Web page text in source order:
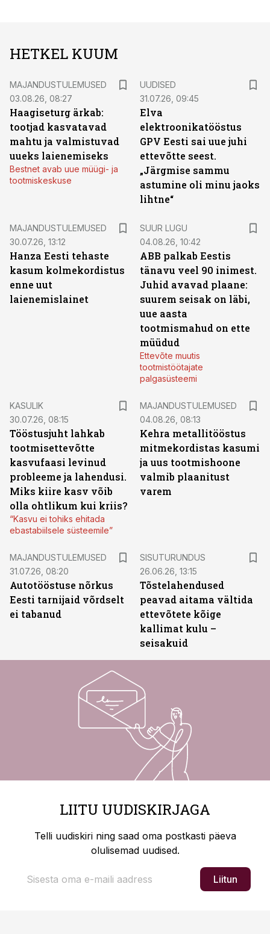
HETKEL KUUM
MAJANDUSTULEMUSED
03.08.26, 08:27
Haagiseturg ärkab:
tootjad kasvatavad
mahtu ja valmistuvad
uueks laienemiseks
Bestnet avab uue müügi- ja
tootmiskeskuse
UUDISED
31.07.26, 09:45
Elva
elektroonikatööstus
GPV Eesti sai uue juhi
ettevõtte seest.
„Järgmise sammu
astumine oli minu jaoks
lihtne“
MAJANDUSTULEMUSED
30.07.26, 13:12
Hanza Eesti tehaste
kasum kolmekordistus
enne uut
laienemislainet
SUUR LUGU
04.08.26, 10:42
ABB palkab Eestis
tänavu veel 90 inimest.
Juhid avavad plaane:
suurem seisak on läbi,
uue aasta
tootmismahud on ette
müüdud
Ettevõte muutis
tootmistöötajate
palgasüsteemi
KASULIK
30.07.26, 08:15
Tööstusjuht lahkab
tootmisettevõtte
kasvufaasi levinud
probleeme ja lahendusi.
Miks kiire kasv võib
olla ohtlikum kui kriis?
“Kasvu ei tohiks ehitada
ebastabiilsele süsteemile”
MAJANDUSTULEMUSED
04.08.26, 08:13
Kehra metallitööstus
mitmekordistas kasumi
ja uus tootmishoone
valmib plaanitust
varem
MAJANDUSTULEMUSED
31.07.26, 08:20
Autotööstuse nõrkus
Eesti tarnijaid võrdselt
ei tabanud
SISUTURUNDUS
26.06.26, 13:15
Tõstelahendused
peavad aitama vältida
ettevõtete kõige
kallimat kulu –
seisakuid
LIITU UUDISKIRJAGA
Telli uudiskiri ning saad oma postkasti päeva
olulisemad uudised.
Liitun